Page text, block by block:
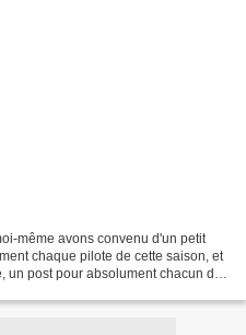
même avons convenu d'un petit
chaque pilote de cette saison, et
post pour absolument chacun de